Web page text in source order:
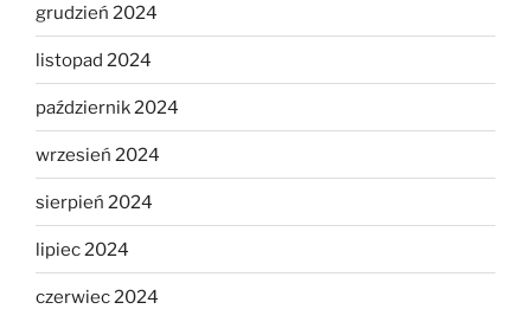
grudzień 2024
listopad 2024
październik 2024
wrzesień 2024
sierpień 2024
lipiec 2024
czerwiec 2024